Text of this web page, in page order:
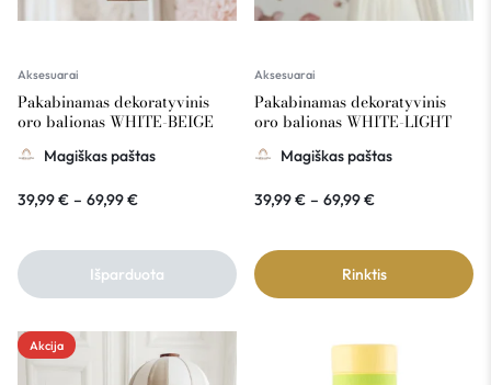
Aksesuarai
Pakabinamas dekoratyvinis
oro balionas WHITE-BEIGE
Magiškas paštas
39,99€ – 69,99€
Išparduota
Aksesuarai
Pakabinamas dekoratyvinis
oro balionas WHITE-LIGHT
Magiškas paštas
39,99€ – 69,99€
Rinktis
Akcija